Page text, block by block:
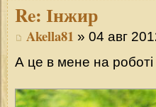
Re: Інжир
Akella81 » 04 авг
А це в мене на роботі